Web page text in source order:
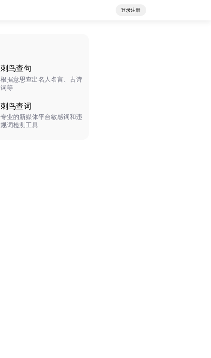
登录注册
刺鸟查句
根据意思查出名人名言、古诗
词等
刺鸟查词
专业的新媒体平台敏感词和违
规词检测工具